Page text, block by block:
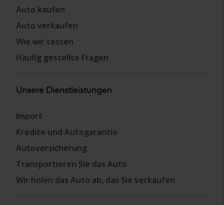
Auto kaufen
Auto verkaufen
Wie wir testen
Häufig gestellte Fragen
Unsere Dienstleistungen
Import
Kredite und Autogarantie
Autoversicherung
Transportieren Sie das Auto
Wir holen das Auto ab, das Sie verkaufen.